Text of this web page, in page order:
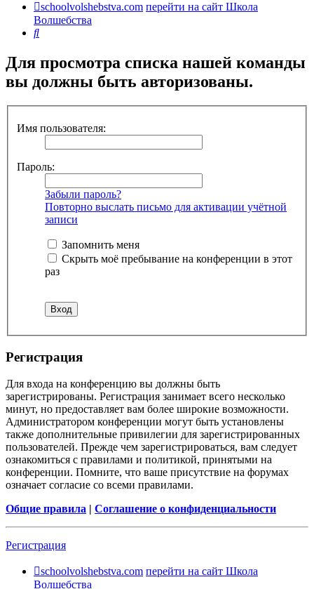
schoolvolshebstva.com перейти на сайт Школа
Волшебства
Поиск
Для просмотра списка нашей команды
вы должны быть авторизованы.
Имя пользователя:
Пароль:
Забыли пароль?
Повторно выслать письмо для активации учётной
записи
Запомнить меня
Скрыть моё пребывание на конференции в этот
раз
Регистрация
Для входа на конференцию вы должны быть
зарегистрированы. Регистрация занимает всего несколько
минут, но предоставляет вам более широкие возможности.
Администратором конференции могут быть установлены
также дополнительные привилегии для зарегистрированных
пользователей. Прежде чем зарегистрироваться, вам следует
ознакомиться с правилами и политикой, принятыми на
конференции. Помните, что ваше присутствие на форумах
означает согласие со всеми правилами.
Общие правила | Соглашение о конфиденциальности
Регистрация
schoolvolshebstva.com перейти на сайт Школа
Волшебства